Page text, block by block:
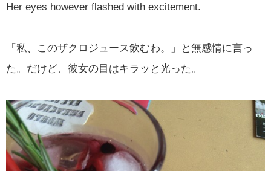
Her eyes however flashed with excitement.
「私、このザクロジュース飲むわ。」と無感情に言っ
た。だけど、彼女の目はキラッと光った。